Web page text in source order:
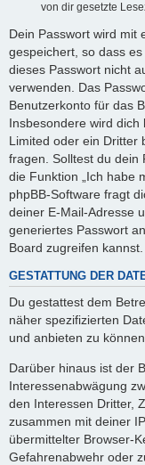
von dir gesetzte
Dein Passwort wird mit
gespeichert, so dass
dieses Passwort nicht
verwenden. Das
Benutzerkonto für das
Insbesondere wird dich
Limited oder ein Dritter
fragen. Solltest du dein
die Funktion „Ich habe
phpBB-Software fragt
deiner E-Mail-Adresse
generiertes Passwort
Board zugreifen kannst.
GESTATTUNG DER
Du gestattest dem
näher spezifizierten
und anbieten zu können.
Darüber hinaus ist der
Interessenabwägung
den Interessen Dritter,
zusammen mit deiner
übermittelter Browser-
Gefahrenabwehr oder